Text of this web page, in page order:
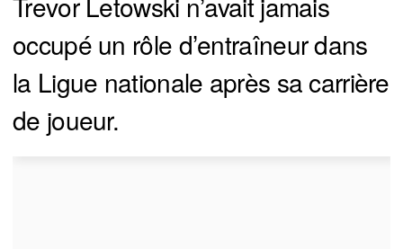
occupé un rôle d’entraîneur dans
la Ligue nationale après sa carrière
de joueur.